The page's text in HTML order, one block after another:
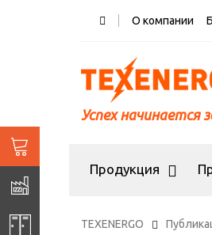
О компании
Успех начинается
Продукция
TEXENERGO